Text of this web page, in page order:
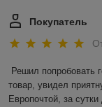
Покупатель
Решил попробовать
товар, увидел
Европочтой, за